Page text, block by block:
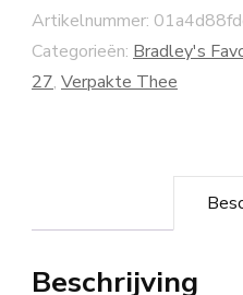
Artikelnummer:
Categorieën: Bradley's
27, Verpakte Thee
Beschrijving